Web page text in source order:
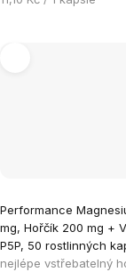
Performance
mg, Hořčík 200 mg +
P5P, 50 rostlinných
nejlépe vstřebatelný
hodnocení
produktu
je